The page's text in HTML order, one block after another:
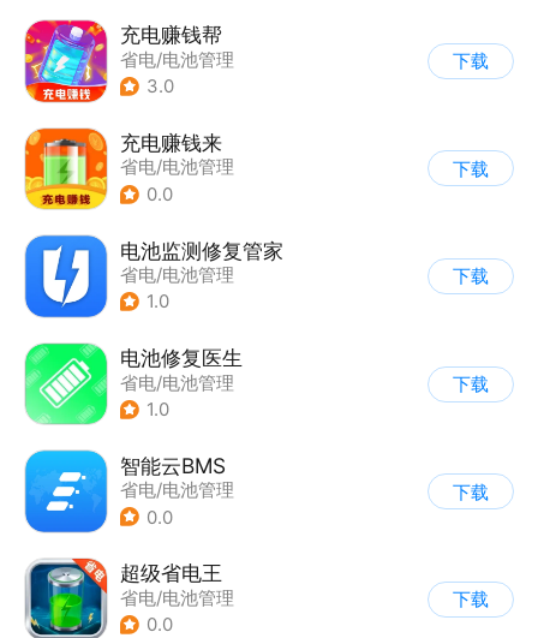
充电赚钱帮
省电/电池管理
3.0
下载
充电赚钱来
省电/电池管理
0.0
下载
电池监测修复管家
省电/电池管理
1.0
下载
电池修复医生
省电/电池管理
1.0
下载
智能云BMS
省电/电池管理
0.0
下载
超级省电王
省电/电池管理
0.0
下载